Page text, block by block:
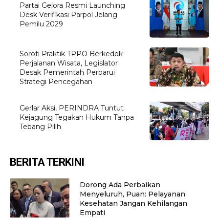
Partai Gelora Resmi Launching
Desk Verifikasi Parpol Jelang
Pemilu 2029
Soroti Praktik TPPO Berkedok
Perjalanan Wisata, Legislator
Desak Pemerintah Perbarui
Strategi Pencegahan
Gerlar Aksi, PERINDRA Tuntut
Kejagung Tegakan Hukum Tanpa
Tebang Pilih
BERITA TERKINI
Dorong Ada Perbaikan
Menyeluruh, Puan: Pelayanan
Kesehatan Jangan Kehilangan
Empati